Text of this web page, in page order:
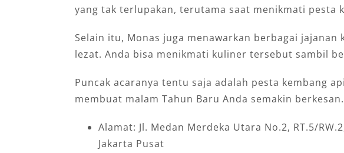
yang tak terlupakan, terutama saat menikmati pesta
Selain itu, Monas juga menawarkan berbagai jajanan
lezat. Anda bisa menikmati kuliner tersebut sambil
Puncak acaranya tentu saja adalah pesta kembang
membuat malam Tahun Baru Anda semakin berkesan.
Alamat: Jl. Medan Merdeka Utara No.2, RT.5/
Jakarta Pusat